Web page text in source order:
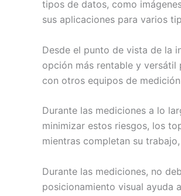
tipos de datos, como
sus aplicaciones para varios
Desde el punto de vista de la
opción más rentable y
con otros equipos de
Durante las mediciones a lo
minimizar estos riesgos, los
mientras completan su
Durante las mediciones, no
posicionamiento visual ayuda